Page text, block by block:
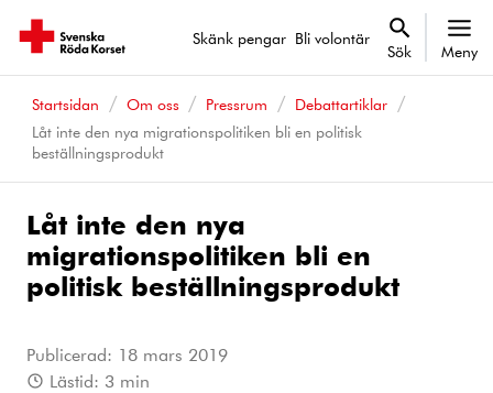
Skänk pengar Bli volontär
Sök Meny
Startsidan Om oss Pressrum
Debattartiklar
Låt inte den nya migrationspolitiken bli en politisk
beställningsprodukt
Låt inte den nya
migrationspolitiken bli en
politisk beställningsprodukt
Publicerad: 18 mars 2019
Lästid: 3 min